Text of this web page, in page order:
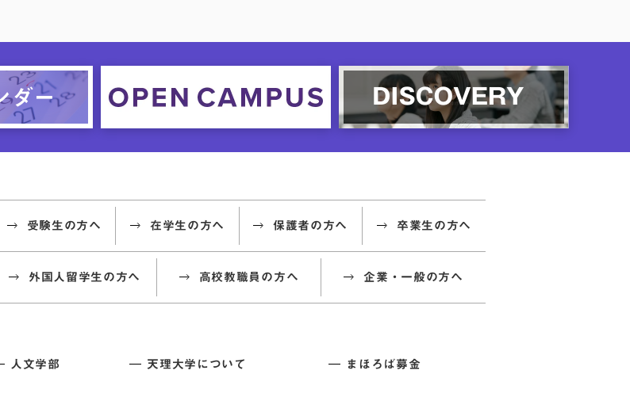
受験生の方へ 在学生の方へ 保護者の方へ 卒業生の方へ
外国人留学生の方へ 高校教職員の方へ 企業・一般の方へ
人文学部 天理大学について まほろば募金